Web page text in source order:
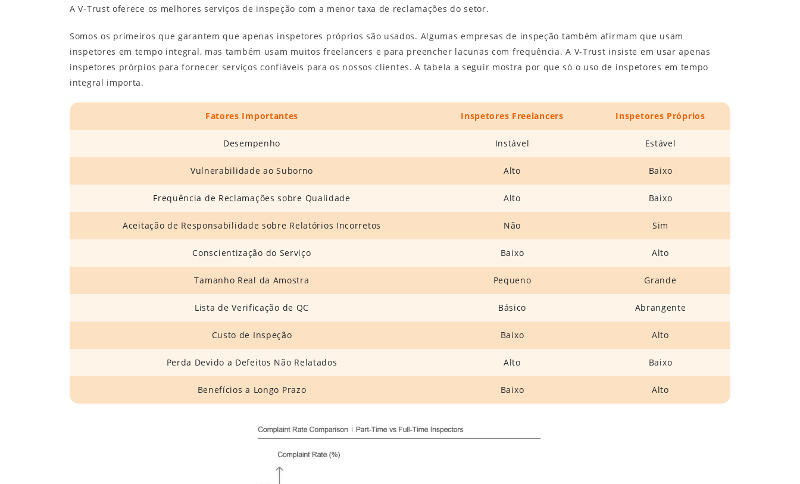
A V-Trust oferece os melhores serviços de inspeção com a menor taxa de reclamações do setor.
Somos os primeiros que garantem que apenas inspetores próprios são usados. Algumas empresas de inspeção também afirmam que usam
inspetores em tempo integral, mas também usam muitos freelancers e para preencher lacunas com frequência. A V-Trust insiste em usar apenas
inspetores prórpios para fornecer serviços confiáveis para os nossos clientes. A tabela a seguir mostra por que só o uso de inspetores em tempo
integral importa.
Fatores Importantes Inspetores Freelancers Inspetores Próprios
Desempenho Instável Estável
Vulnerabilidade ao Suborno Alto Baixo
Frequência de Reclamações sobre Qualidade Alto Baixo
Aceitação de Responsabilidade sobre Relatórios Incorretos Não Sim
Conscientização do Serviço Baixo Alto
Tamanho Real da Amostra Pequeno Grande
Lista de Verificação de QC Básico Abrangente
Custo de Inspeção Baixo Alto
Perda Devido a Defeitos Não Relatados Alto Baixo
Benefícios a Longo Prazo Baixo Alto